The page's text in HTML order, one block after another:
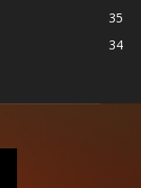
35
34